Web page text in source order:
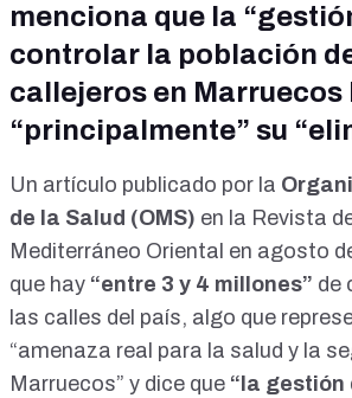
menciona que la
controlar la población
callejeros en Marruecos
“principalmente” su
Un artículo publicado por la
de la Salud (OMS) en la Revista
Mediterráneo Oriental en agosto
que hay “entre 3 y 4 millones” de
las calles del país, algo que
“amenaza real para la salud y la
Marruecos” y dice que “la gestión